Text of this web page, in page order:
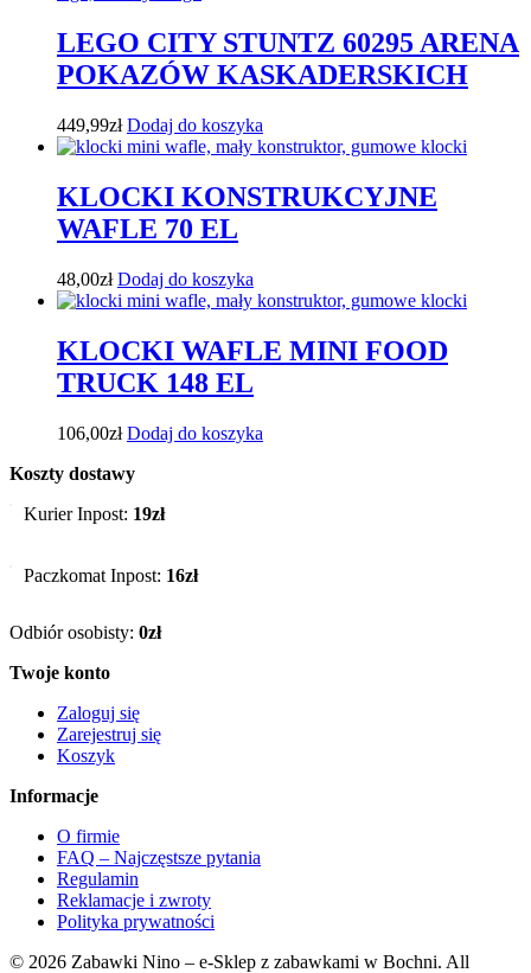
LEGO CITY STUNTZ 60295 ARENA
POKAZÓW KASKADERSKICH
449,99zł Dodaj do koszyka
KLOCKI KONSTRUKCYJNE
WAFLE 70 EL
48,00zł Dodaj do koszyka
KLOCKI WAFLE MINI FOOD
TRUCK 148 EL
106,00zł Dodaj do koszyka
Koszty dostawy
Kurier Inpost: 19zł
Paczkomat Inpost: 16zł
Odbiór osobisty: 0zł
Twoje konto
Zaloguj się
Zarejestruj się
Koszyk
Informacje
O firmie
FAQ – Najczęstsze pytania
Regulamin
Reklamacje i zwroty
Polityka prywatności
© 2026 Zabawki Nino – e-Sklep z zabawkami w Bochni. All